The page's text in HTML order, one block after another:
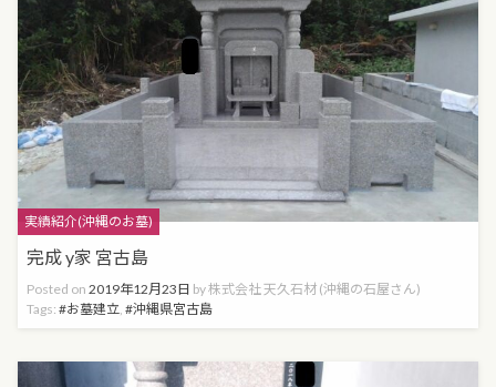
Categories
実績紹介(沖縄のお墓)
完成 y家 宮古島
Posted on 2019年12月23日 by株式会社 天久石材 (沖縄の石屋さん)
Tags:
お墓建立, 沖縄県宮古島